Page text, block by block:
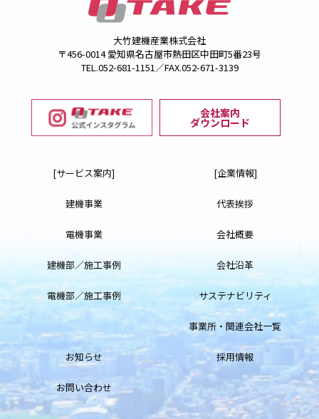
大竹建機産業株式会社
〒456-0014 愛知県名古屋市熱田区中田町5番23号
TEL.052-681-1151／FAX.052-671-3139
会社案内
ダウンロード
[サービス案内]
建機事業
電機事業
建機部／施工事例
電機部／施工事例
[企業情報]
代表挨拶
会社概要
会社沿革
サステナビリティ
事業所・関連会社一覧
お知らせ 採用情報
お問い合わせ